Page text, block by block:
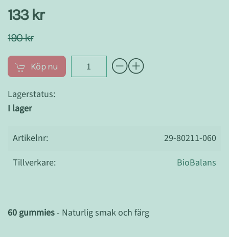
133 kr
190 kr
Köp nu
Lagerstatus:
I lager
Artikelnr:
29-80211-060
Tillverkare:
BioBalans
60 gummies- Naturlig smak och färg